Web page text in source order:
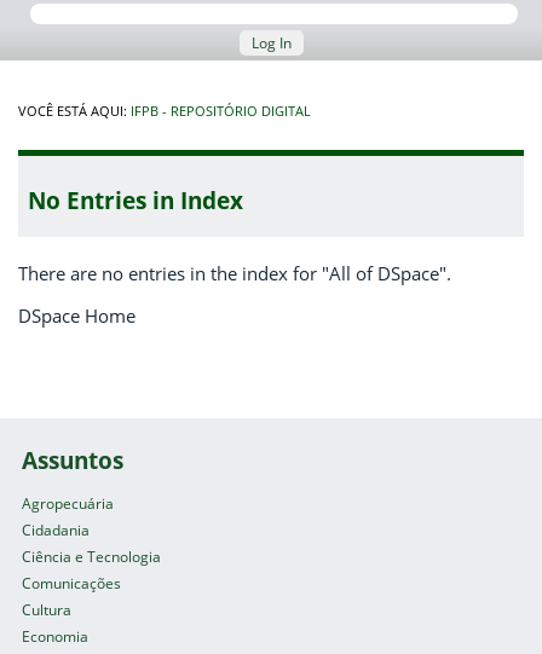
Log In
VOCÊ ESTÁ AQUI: IFPB - REPOSITÓRIO DIGITAL
No Entries in Index
There are no entries in the index for "All of DSpace".
DSpace Home
Assuntos
Agropecuária
Cidadania
Ciência e Tecnologia
Comunicações
Cultura
Economia